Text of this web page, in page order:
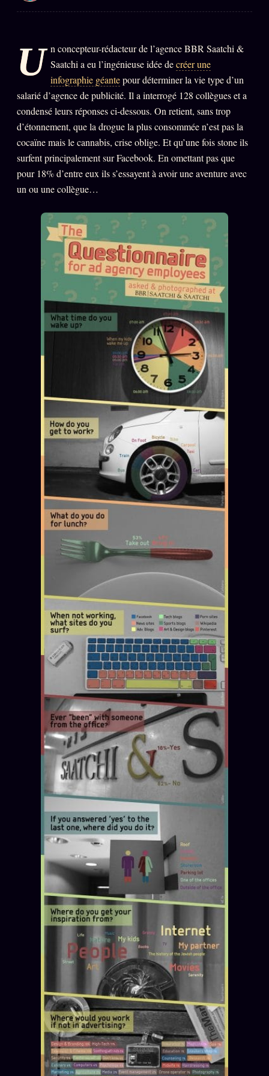
PRÉDICTIONS INFOFICTION
L'ORACLE Z/S
Chat Oracle
Oracle z/S
Oracle Analyse
24€
Oracle Éclair
Oracle Couples
Oracle Famille
Oracle Sigil Sonore
Oracle Parfum
Oracle Anniversaire
Oracle Carte du Jour
Oracle Algorithme
BRAQUAGE 2021
SUSPECTE 2022
Compte Suspendu2024
Les Limites2025
Le procès Brigitte Macron
Catalogue
ZS Bundle
SOCIÉTÉ DES AMIS
L'Association ★
GRATUIT
Cercle Privé 30€/M
Mécène
Témoignages85 000
Lectures des sœurs
Bienvenue nouveau membre
Se connecter
Z/S SYSTEMS LINEAGE 10 ANS
z/S SYSTEMS2026
BRAINS MODELS
GENERIC ARCHITECTS 2018
Archives SMK 26 TRANSM.
SMK Manifeste
Gossip Manifeste
Gossip Pacte
Infofiction
Prophétie confirmée
U n concepteur-rédacteur de l’agence BBR Saatchi &
Saatchi a eu l’ingénieuse idée decréer une
infographie géantepour déterminer la vie type d’un
salarié d’agence de publicité. Il a interrogé 128 collègues et a
condensé leurs réponses ci-dessous. On retient, sans trop
d’étonnement, que la drogue la plus consommée n’est pas la
cocaïne mais le cannabis, crise oblige. Et qu’une fois stone ils
surfent principalement sur Facebook. En omettant pas que
pour 18% d’entre eux ils s’essayent à avoir une aventure avec
un ou une collègue…